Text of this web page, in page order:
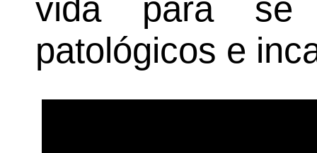
vida para se
patológicos e